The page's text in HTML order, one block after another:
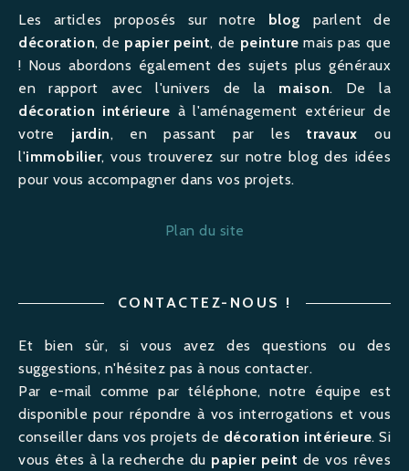
Les articles proposés sur notre blog parlent de
décoration, de papier peint, de peinture mais pas que
! Nous abordons également des sujets plus généraux
en rapport avec l'univers de la maison. De la
décoration intérieure à l'aménagement extérieur de
votre jardin, en passant par lestravaux ou
l'immobilier, vous trouverez sur notre blog des idées
pour vous accompagner dans vos projets.
Plan du site
CONTACTEZ-NOUS !
Et bien sûr, si vous avez des questions ou des
suggestions, n'hésitez pas à nous contacter.
Par e-mail comme par téléphone, notre équipe est
disponible pour répondre à vos interrogations et vous
conseiller dans vos projets de décoration intérieure. Si
vous êtes à la recherche du papier peint de vos rêves